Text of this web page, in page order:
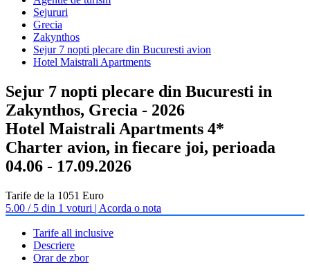
Sejururi
Grecia
Zakynthos
Sejur 7 nopti plecare din Bucuresti avion
Hotel Maistrali Apartments
Sejur 7 nopti plecare din Bucuresti in
Zakynthos, Grecia - 2026
Hotel Maistrali Apartments 4*
Charter avion, in fiecare joi, perioada
04.06 - 17.09.2026
Tarife de la 1051 Euro
5.00 / 5 din 1 voturi | Acorda o nota
Tarife all inclusive
Descriere
Orar de zbor